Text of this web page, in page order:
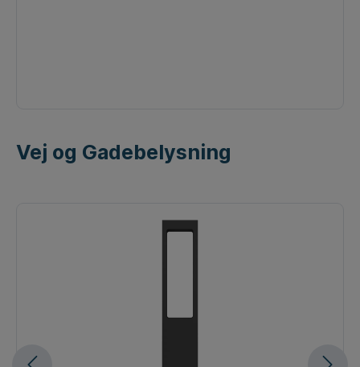
Vej og Gadebelysning